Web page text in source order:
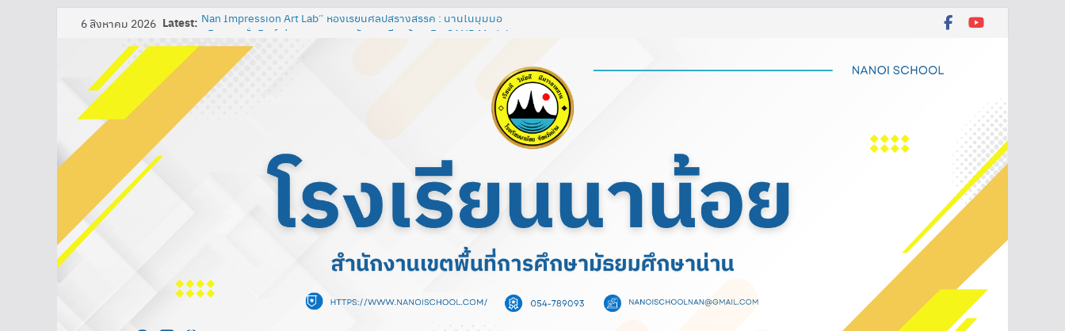
6 สิงหาคม 2026 Latest: Nan Impression Art Lab” ห้องเรียนศิลป์สร้างสรรค์ : น่านในมุมมอ
เพื่อพัฒนาความรู้ความเข้าใจในศิลปะท้องถิ่น ผสมผสานกับศิลปะสากล
ของนักเรียนชั้นมัธยมศึกษาปีที่ 3
การพัฒนาสื่อการเรียนรู้ปฏิสัมพันธ์ เรื่อง วงจรไฟฟ้าอย่างง่าย โดยใช้
โปรแกรม ClassPoint ร่วมกับห้องเรียนออนไลน์และชุดอุปกรณ์ต่อวงจร
ไฟฟ้า รายวิชาการออกแบบและเทคโนโลยี ชั้นมัธยมศึกษาปีที่ 1 โรงเรียน
กิจกรรมวันภาษาไทยแห่งชาติและสัปดาห์ห้องสมุด ประจำปีการศึกษา
ที่ 219/2568 เรื่อง แต่งตั้งคณะกรรมการดําเนินงานเตรียมรับการ
ประเมินคุณธรรมและความโปร่งใสในการดำเนินงานของสถานศึกษา
ออนไลน์ (Integrity & Transparency Assessment Online : ITA
Online) ประจําปีงบประมาณ พ.ศ. 2568